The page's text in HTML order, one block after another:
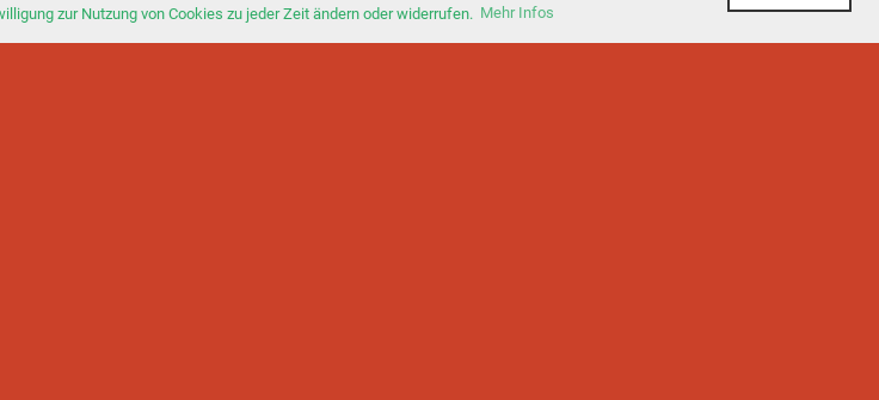
zur Nutzung von Cookies zu jeder Zeit ändern oder widerrufen. Mehr Infos